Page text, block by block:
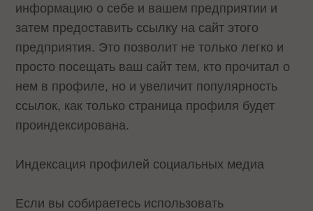
информацию о себе и вашем предприятии и
затем предоставить ссылку на сайт этого
предприятия. Это позволит не только легко и
просто посещать ваш сайт тем, кто прочитал о
нем в профиле, но и увеличит популярность
ссылок, как только страница профиля будет
проиндексирована.
Индексация профилей социальных медиа
Если вы собираетесь использовать